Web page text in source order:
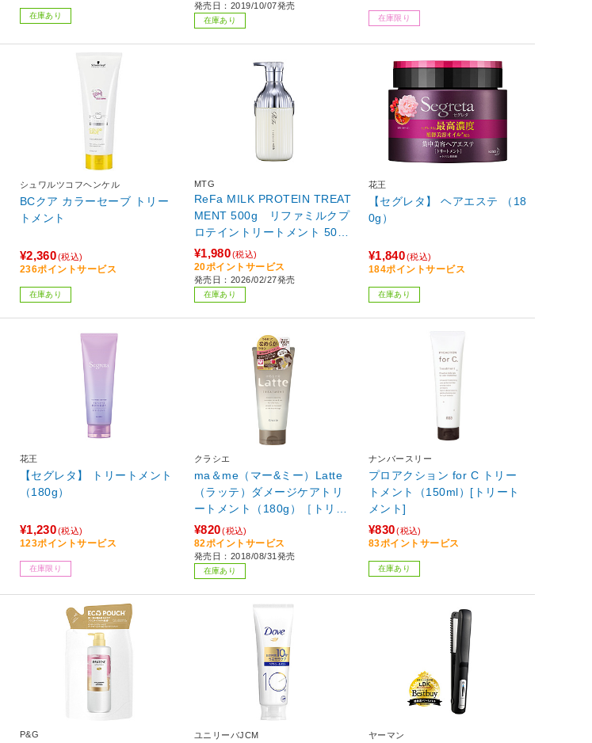
在庫あり
発売日：2019/10/07発売
在庫あり 在庫限り
シュワルツコフヘンケル
BCクア カラーセーブ トリー
トメント
¥2,360(税込)
236ポイントサービス
在庫あり
MTG
ReFa MILK PROTEIN TREAT
MENT 500g リファミルクプ
ロテイントリートメント 500g
RC-BY-00A
¥1,980(税込)
20ポイントサービス
発売日：2026/02/27発売
在庫あり
花王
【セグレタ】 ヘアエステ （18
0g）
¥1,840(税込)
184ポイントサービス
在庫あり
花王
【セグレタ】 トリートメント
（180g）
¥1,230(税込)
123ポイントサービス
在庫限り
クラシエ
ma＆me（マー&ミー）Latte
（ラッテ）ダメージケアトリ
ートメント（180g）［トリー
トメント］
¥820 (税込)
82ポイントサービス
発売日：2018/08/31発売
在庫あり
ナンバースリー
プロアクション for C トリー
トメント（150ml）[トリート
メント]
¥830 (税込)
83ポイントサービス
在庫あり
P&G ユニリーバJCM ヤーマン